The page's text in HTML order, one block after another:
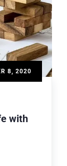
8, 2020
with